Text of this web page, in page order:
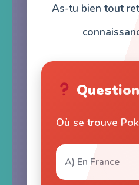
As-tu bien tout
Où se trouve
A) En France